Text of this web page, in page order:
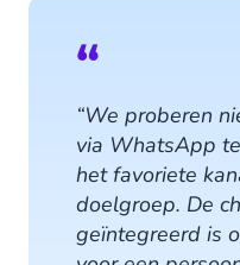
“We proberen
via WhatsApp
het favoriete
doelgroep. De
geïntegreerd is